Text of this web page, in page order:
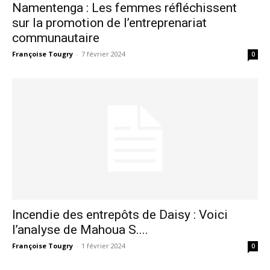
Namentenga : Les femmes réfléchissent
sur la promotion de l’entreprenariat
communautaire
Françoise Tougry - 7 février 2024 0
Incendie des entrepôts de Daisy : Voici
l’analyse de Mahoua S....
Françoise Tougry - 1 février 2024 0